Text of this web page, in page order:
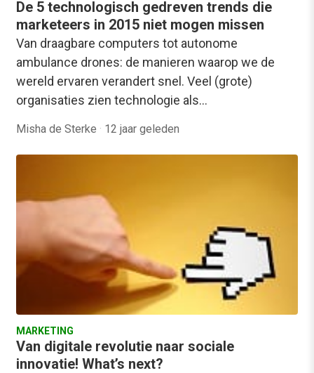
De 5 technologisch gedreven trends die
marketeers in 2015 niet mogen missen
Van draagbare computers tot autonome
ambulance drones: de manieren waarop we de
wereld ervaren verandert snel. Veel (grote)
organisaties zien technologie als…
Misha de Sterke · 12 jaar geleden
MARKETING
Van digitale revolutie naar sociale
innovatie! What’s next?